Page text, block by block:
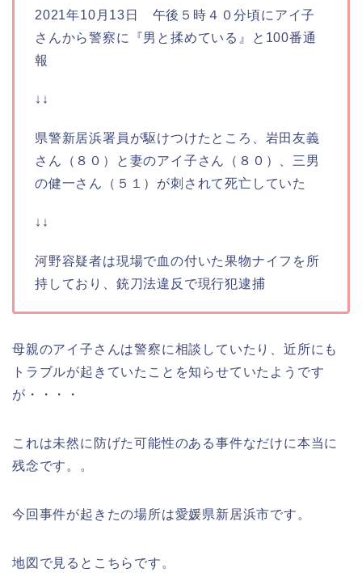
2021年10月13日 午後５時４０分頃にアイ子
さんから警察に『男と揉めている』と100番通
報
↓↓
県警新居浜署員が駆けつけたところ、岩田友義
さん（８０）と妻のアイ子さん（８０）、三男
の健一さん（５１）が刺されて死亡していた
↓↓
河野容疑者は現場で血の付いた果物ナイフを所
持しており、銃刀法違反で現行犯逮捕
母親のアイ子さんは警察に相談していたり、近所にも
トラブルが起きていたことを知らせていたようです
が・・・・
これは未然に防げた可能性のある事件なだけに本当に
残念です。。
今回事件が起きたの場所は愛媛県新居浜市です。
地図で見るとこちらです。